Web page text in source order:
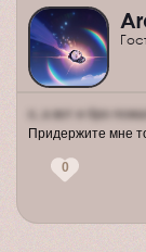
о, а вот и бро
Придержите мне
0